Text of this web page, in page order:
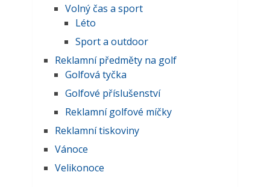
Volný čas a sport
Léto
Sport a outdoor
Reklamní předměty na golf
Golfová tyčka
Golfové příslušenství
Reklamní golfové míčky
Reklamní tiskoviny
Vánoce
Velikonoce